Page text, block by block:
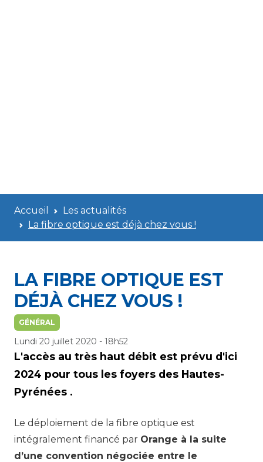
Accueil
Les actualités
La fibre optique est déjà chez vous !
LA FIBRE OPTIQUE EST
DÉJÀ CHEZ VOUS !
GÉNÉRAL
Lundi 20 juillet 2020 - 18h52
L'accès au très haut débit est prévu d'ici
2024 pour tous les foyers des Hautes-
Pyrénées .
Le déploiement de la fibre optique est
intégralement financé par Orange à la suite
d’une convention négociée entre le